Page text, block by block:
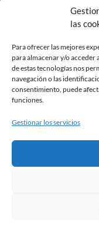
las
Para ofrecer las mejores
para almacenar y/o
de estas tecnologías nos
navegación o las
consentimiento, puede
funciones.
Gestionar los servicios
Fundación
Calle
2026 Todos los